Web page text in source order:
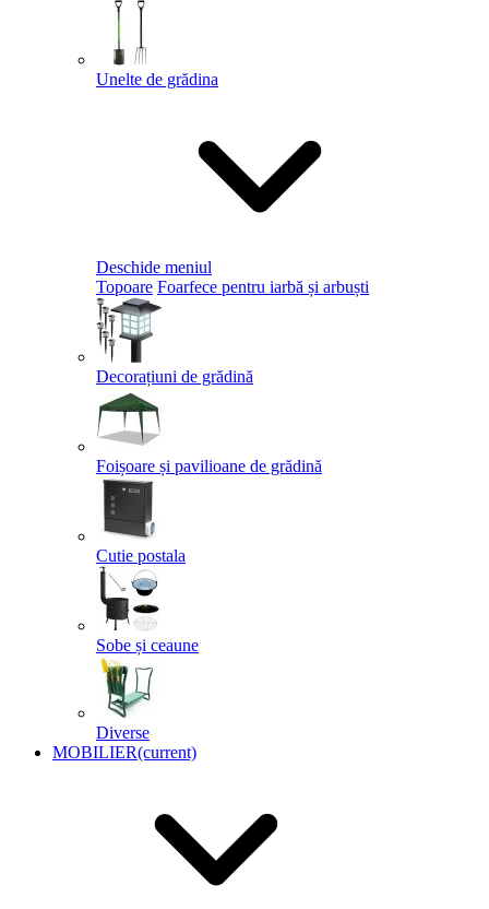
Unelte de grădina
Deschide meniul
Topoare Foarfece pentru iarbă și arbuști
Decorațiuni de grădină
Foișoare și pavilioane de grădină
Cutie postala
Sobe și ceaune
Diverse
MOBILIER(current)